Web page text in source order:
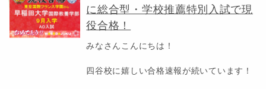
に総合型・学校推薦特別入試で現
役合格！
みなさんこんにちは！
四谷校に嬉しい合格速報が続いています！